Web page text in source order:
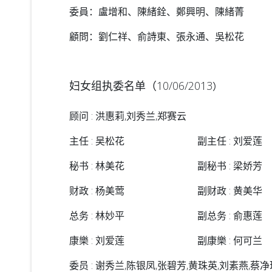
委員：盧增和、陳緒銓、鄭興明、陳緒菁
顧問：劉仁祥、俞詩東、張永通、吳松花
妇女组执委名单（10/06/2013）
顾问 : 洪惠莉,刘秀兰,郑赛云
主任 : 吴松花 副主任 : 刘爱莲
秘书 : 林美花 副秘书 : 梁娇芳
财政 : 杨美莺 副财政 : 黄美华
总务 : 林妙平 副总务 : 俞惠莲
康樂 : 刘爱莲 副康樂 : 何可兰
委员 : 谢秀兰,陈银凤,张碧芳,黄珠英,刘素燕,蔡